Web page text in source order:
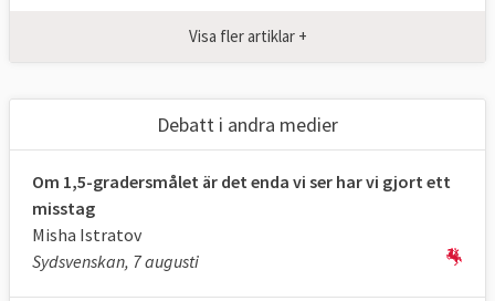
jmf. 1990 (ETS +
ESR)
Upptag av
växthusgaser i
skog och mark
198
310
Visa fler artiklar +
Debatt i andra medier
Om 1,5-gradersmålet är det enda vi ser har vi gjort ett
misstag
Misha Istratov
Sydsvenskan, 7 augusti